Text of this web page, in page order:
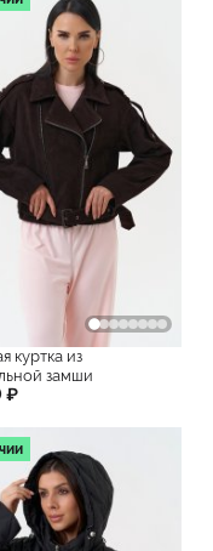
куртка из
замши
₽